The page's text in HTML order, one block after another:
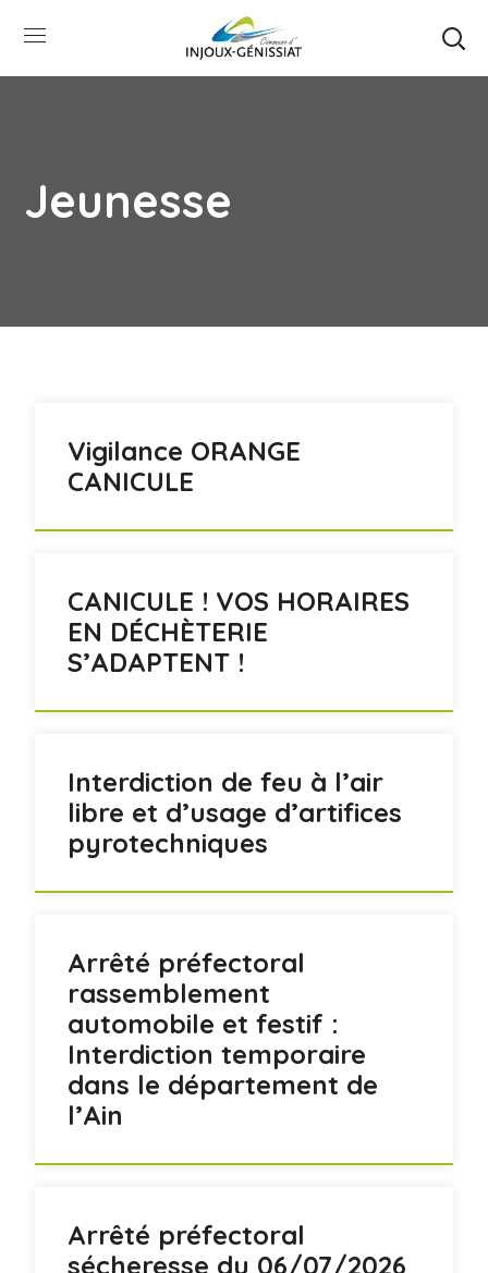
Jeunesse
Vigilance ORANGE
CANICULE
CANICULE ! VOS HORAIRES
EN DÉCHÈTERIE
S’ADAPTENT !
Interdiction de feu à l’air
libre et d’usage d’artifices
pyrotechniques
Arrêté préfectoral
rassemblement
automobile et festif :
Interdiction temporaire
dans le département de
l’Ain
Arrêté préfectoral
sécheresse du 06/07/2026